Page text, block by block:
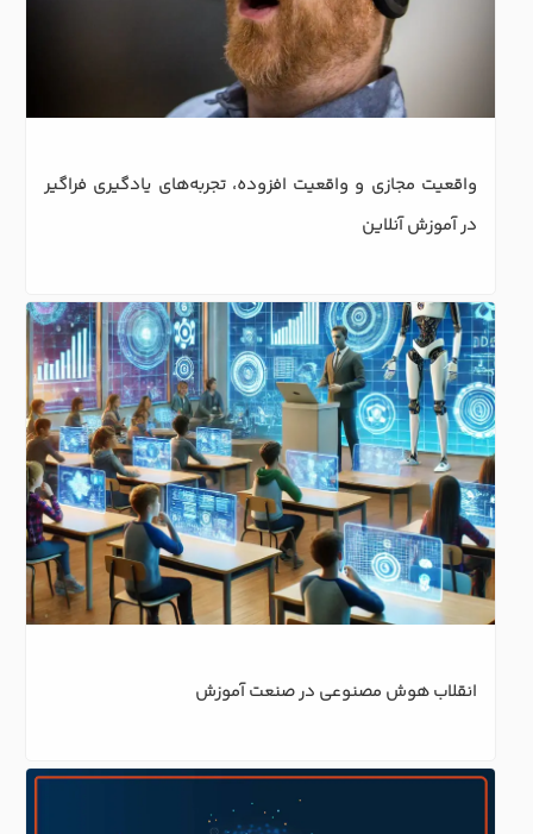
در آموزش آنلاین
انقلاب هوش مصنوعی در صنعت آموزش